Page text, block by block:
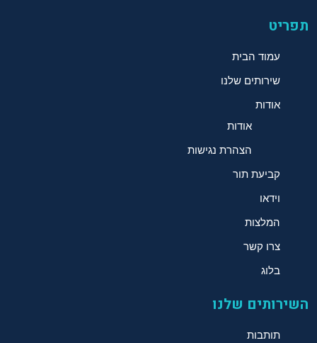
תפריט
עמוד הבית
שירותים שלנו
אודות
אודות
הצהרת נגישות
קביעת תור
וידאו
המלצות
צרו קשר
בלוג
השירותים שלנו
תותבות